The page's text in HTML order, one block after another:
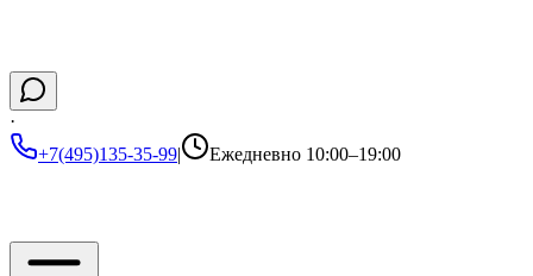
·
+7(495)135-35-99| Ежедневно 10:00–19:00